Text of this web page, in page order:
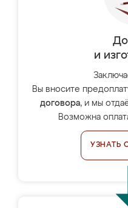
и
Вы вносите
договора, и мы
Возможна
УЗНАТЬ